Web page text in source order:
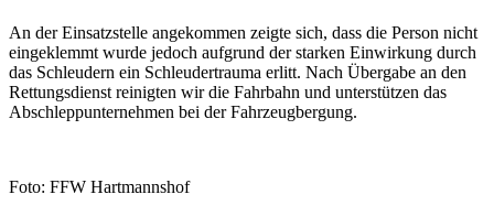
An der Einsatzstelle angekommen zeigte sich, dass die Person nicht
eingeklemmt wurde jedoch aufgrund der starken Einwirkung durch
das Schleudern ein Schleudertrauma erlitt. Nach Übergabe an den
Rettungsdienst reinigten wir die Fahrbahn und unterstützen das
Abschleppunternehmen bei der Fahrzeugbergung.
Foto: FFW Hartmannshof